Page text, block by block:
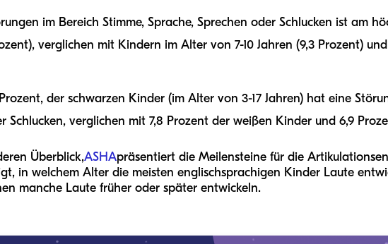
im Bereich Stimme, Sprache, Sprechen oder Schlucken ist am
verglichen mit Kindern im Alter von 7-10 Jahren (9,3 Prozent)
der schwarzen Kinder (im Alter von 3-17 Jahren) hat eine
Schlucken, verglichen mit 7,8 Prozent der weißen Kinder und 6,9
Überblick,ASHApräsentiert die Meilensteine für die
in welchem Alter die meisten englischsprachigen Kinder Laute
manche Laute früher oder später entwickeln.